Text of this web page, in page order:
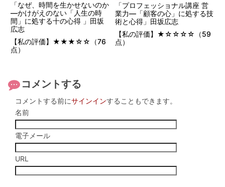
「なぜ、時間を生かせないのか
―かけがえのない「人生の時
間」に処する十の心得 」田坂
広志
【私の評価】★★★☆☆（76
点）
「プロフェッショナル講座 営
業力―「顧客の心」に処する技
術と心得」田坂広志
【私の評価】★☆☆☆☆（59
点）
コメントする
コメントする前にサインインすることもできます。
名前
電子メール
URL